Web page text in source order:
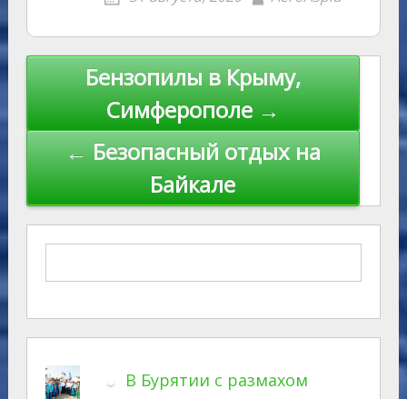
Навигация
записям
Бензопилы в Крыму,
Симферополе →
← Безопасный отдых на
Байкале
В Бурятии с размахом